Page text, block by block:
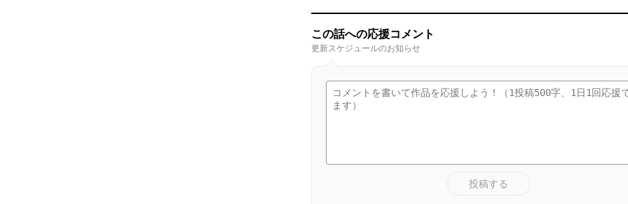
この話への応援コメント
更新スケジュールのお知らせ
投稿する